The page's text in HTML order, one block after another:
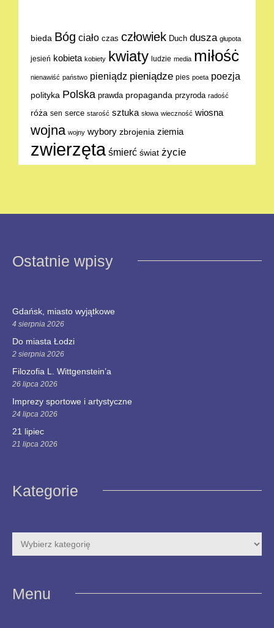
bieda Bóg ciało czas człowiek Duch dusza głupota
jesień kobieta kobiety kwiaty ludzie media miłośċ
nienawiść państwo pieniądz pieniądze pies poeta poezja
polityka Polska prawda propaganda przyroda radość
róża sen serce starość sztuka słowa wieczność wiosna
wojna wojny wybory zbrojenia ziemia
zwierzęta śmierć świat życie
Ostatnie wpisy
Gdańsk, miasto wyjątkowe
4 sierpnia 2026
Do miasta Łodzi
2 sierpnia 2026
Filozofia L. Wittgenstein’a
26 lipca 2026
Imprezy sportowe i artystyczne
24 lipca 2026
21 lipiec
21 lipca 2026
Kategorie
Menu